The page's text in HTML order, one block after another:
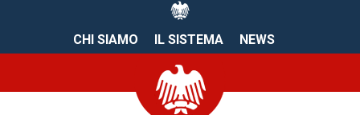
CHI SIAMO IL SISTEMA NEWS